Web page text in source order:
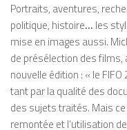
Portraits, aventures,
politique, histoire… les
mise en images aussi.
de présélection des
nouvelle édition : « le
tant par la qualité des
des sujets traités. Mais
remontée et l’utilisation